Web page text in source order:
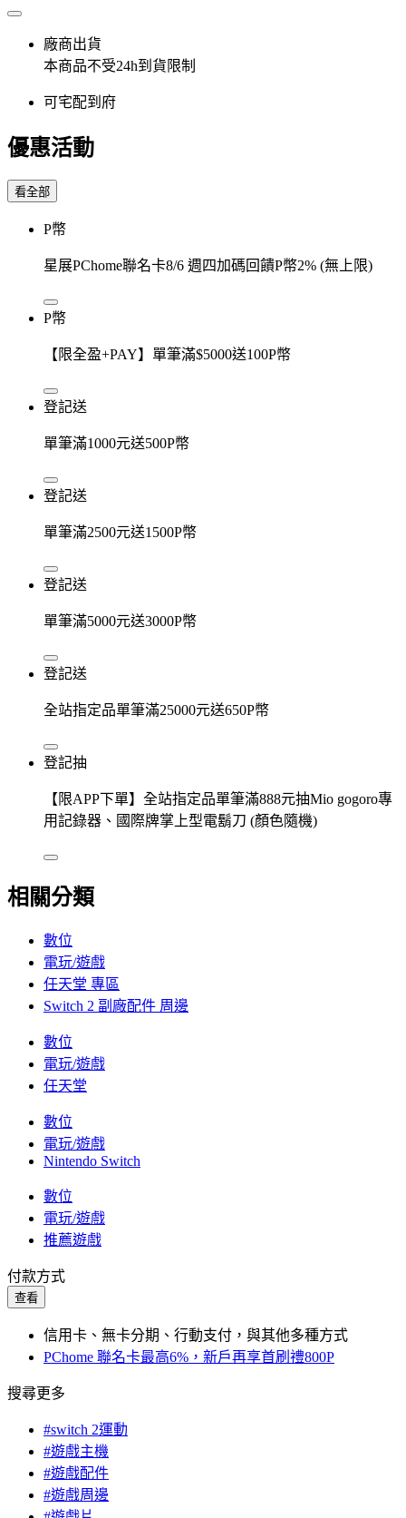
廠商出貨
本商品不受24h到貨限制
可宅配到府
優惠活動
看全部
P幣
星展PChome聯名卡8/6 週四加碼回饋P幣2% (無上限)
P幣
【限全盈+PAY】單筆滿$5000送100P幣
登記送
單筆滿1000元送500P幣
登記送
單筆滿2500元送1500P幣
登記送
單筆滿5000元送3000P幣
登記送
全站指定品單筆滿25000元送650P幣
登記抽
【限APP下單】全站指定品單筆滿888元抽Mio gogoro專
用記錄器、國際牌掌上型電鬍刀 (顏色隨機)
相關分類
數位
電玩/遊戲
任天堂 專區
Switch 2 副廠配件 周邊
數位
電玩/遊戲
任天堂
數位
電玩/遊戲
Nintendo Switch
數位
電玩/遊戲
推薦遊戲
付款方式
查看
信用卡、無卡分期、行動支付，與其他多種方式
PChome 聯名卡最高6%，新戶再享首刷禮800P
搜尋更多
#switch 2運動
#遊戲主機
#遊戲配件
#遊戲周邊